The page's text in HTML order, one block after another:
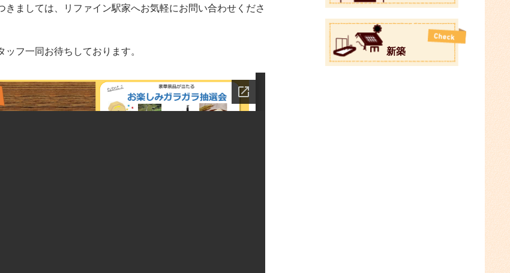
きましては、リファイン駅家へお気軽にお問い合わせくださ
フ一同お待ちしております。 新築